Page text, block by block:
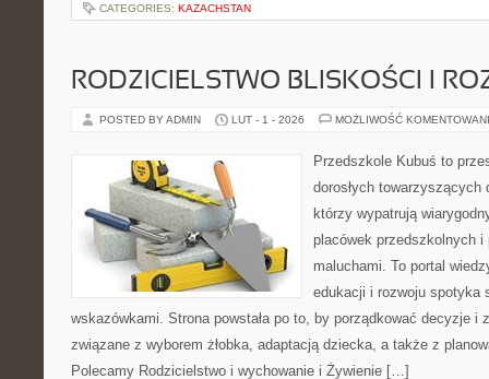
CATEGORIES: KAZACHSTAN
RODZICIELSTWO BLISKOŚCI I
POSTED BY ADMIN LUT - 1 - 2026 MOŻLIWOŚĆ
Przedszkole Kubuś to
dorosłych
którzy wypatrują
placówek przedszkolnych i
maluchami. To portal
edukacji i rozwoju spotyka
wskazówkami. Strona powstała po to, by porządkować decyzje i
związane z wyborem żłobka, adaptacją dziecka, a także z
Polecamy Rodzicielstwo i wychowanie i Żywienie […]